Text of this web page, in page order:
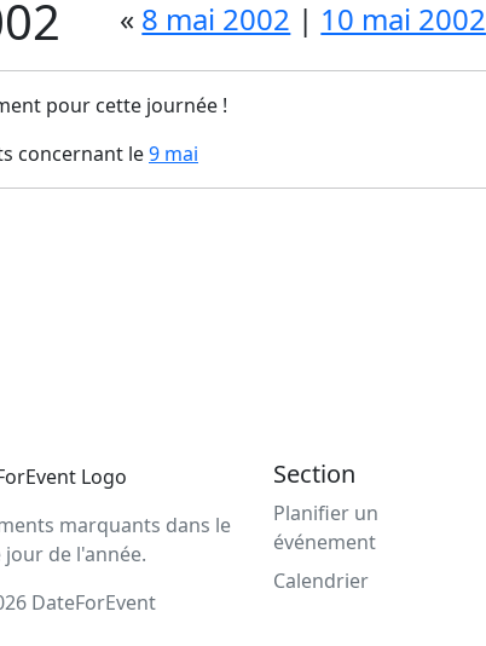
« 8 mai 2002 | 10 mai 2002
pour cette journée !
concernant le9 mai
marquants dans le
de l'année.
DateForEvent
Section
Planifier un
événement
Calendrier